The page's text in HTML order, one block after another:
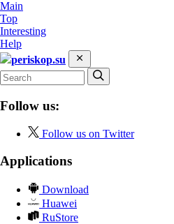
Main
Top
Interesting
Help
periskop.su
Follow us:
Follow us on Twitter
Applications
Download
Huawei
RuStore